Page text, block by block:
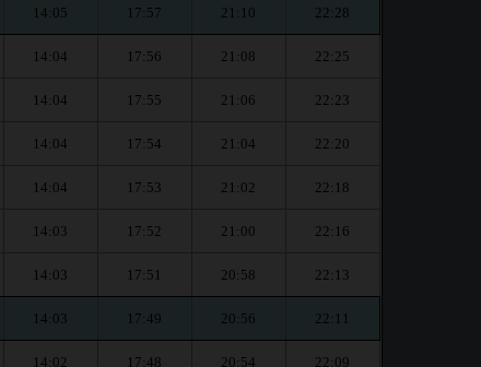
14:05 17:57 21:10 22:28
14:04 17:56 21:08 22:25
14:04 17:55 21:06 22:23
14:04 17:54 21:04 22:20
14:04 17:53 21:02 22:18
14:03 17:52 21:00 22:16
14:03 17:51 20:58 22:13
14:03 17:49 20:56 22:11
14:02 17:48 20:54 22:09